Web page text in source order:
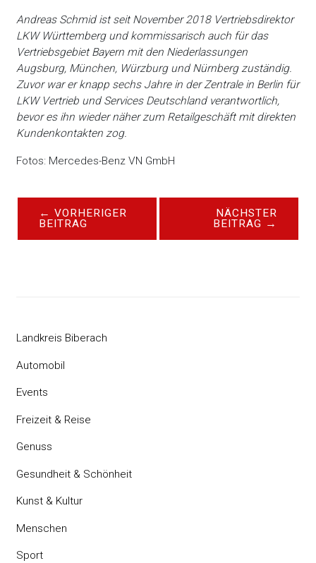
Andreas Schmid ist seit November 2018 Vertriebsdirektor
LKW Württemberg und kommissarisch auch für das
Vertriebsgebiet Bayern mit den Niederlassungen
Augsburg, München, Würzburg und Nürnberg zuständig.
Zuvor war er knapp sechs Jahre in der Zentrale in Berlin für
LKW Vertrieb und Services Deutschland verantwortlich,
bevor es ihn wieder näher zum Retailgeschäft mit direkten
Kundenkontakten zog.
Fotos: Mercedes-Benz VN GmbH
← VORHERIGER
BEITRAG
NÄCHSTER
BEITRAG →
Landkreis Biberach
Automobil
Events
Freizeit & Reise
Genuss
Gesundheit & Schönheit
Kunst & Kultur
Menschen
Sport